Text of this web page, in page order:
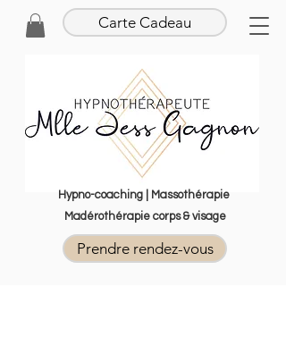
Prendre rendez-vous
Hypno-coaching | Massothérapie
Madérothérapie corps & visage
Carte Cadeau